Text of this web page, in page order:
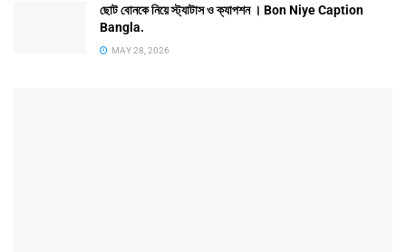
ছোট বোনকে নিয়ে স্ট্যাটাস ও ক্যাপশন । Bon Niye Caption
Bangla.
MAY 28, 2026